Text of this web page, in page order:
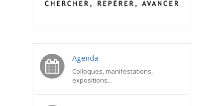
Agenda
Colloques, manifestations,
expositions...